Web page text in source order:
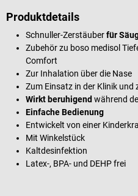
Produktdetails
Schnuller-Zerstäuberfür
Zubehör zu boso medisol
Comfort
Zur Inhalation über die Nase
Zum Einsatz in der Klinik und
Wirkt beruhigend während
Einfache Bedienung
Entwickelt von einer
Mit Winkelstück
Kaltdesinfektion
Latex-, BPA- und DEHP frei